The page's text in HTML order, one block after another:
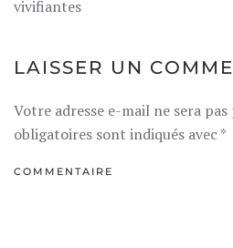
vivifiantes
LAISSER UN
Votre adresse e-mail ne sera pas
obligatoires sont indiqués avec *
COMMENTAIRE